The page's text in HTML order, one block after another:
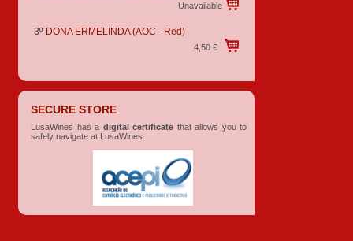
Unavailable
3º DONA ERMELINDA(AOC - Red)
4,50 €
SECURE STORE
LusaWines has a digital certificate that allows you to
safely navigate at LusaWines.